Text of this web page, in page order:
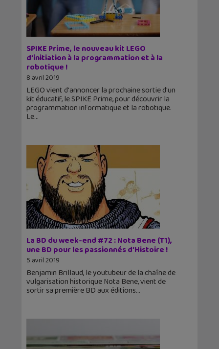
SPIKE Prime, le nouveau kit LEGO
d’initiation à la programmation et à la
robotique !
8 avril 2019
LEGO vient d'annoncer la prochaine sortie d'un
kit éducatif, le SPIKE Prime, pour découvrir la
programmation informatique et la robotique.
Le
La BD du week-end #72 : Nota Bene (T1),
une BD pour les passionnés d’Histoire !
5 avril 2019
Benjamin Brillaud, le youtubeur de la chaîne de
vulgarisation historique Nota Bene, vient de
sortir sa première BD aux éditions